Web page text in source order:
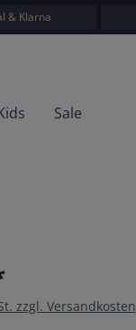
& Klarna
Sale
zzgl. Versandkosten